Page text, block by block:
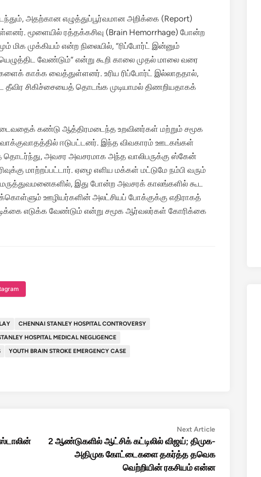
அதற்கான எழுத்துப்பூர்வமான அறிக்கை (Report)
மூளையில் ரத்தக்கசிவு (Brain Hemorrhage) போன்ற
மிக முக்கியம் என்ற நிலையில், “ரிப்போர்ட் இன்னும்
வேண்டும்” என்று கூறி காலை முதல் மாலை வரை
காக்க வைத்துள்ளனர். உரிய ரிப்போர்ட் இல்லாததால்,
தீவிர சிகிச்சையைத் தொடங்க முடியாமல் திணறியதாகக்
கண்டு ஆத்திரமடைந்த உறவினர்கள் மற்றும் சமூக
ஈடுபட்டனர். இந்த விவகாரம் ஊடகங்கள்
அவசர அவசரமாக அந்த வாலிபருக்கு ஸ்கேன்
மாற்றப்பட்டார். ஏழை எளிய மக்கள் மட்டுமே நம்பி வரும்
இது போன்ற அவசரக் காலங்களில் கூட
ஊழியர்களின் அலட்சியப் போக்குக்கு எதிராகத்
எடுக்க வேண்டும் என்று சமூக ஆர்வலர்கள் கோரிக்கை
CHENNAI STANLEY HOSPITAL CONTROVERSY
HOSPITAL MEDICAL NEGLIGENCE
YOUTH BRAIN STROKE EMERGENCY CASE
Next ArticleNext
article:
2 ஆண்டுகளில் ஆட்சிக் கட்டிலில் விஜய்; திமுக-
அதிமுக கோட்டைகளை தகர்த்த தவெக
வெற்றியின் ரகசியம் என்ன